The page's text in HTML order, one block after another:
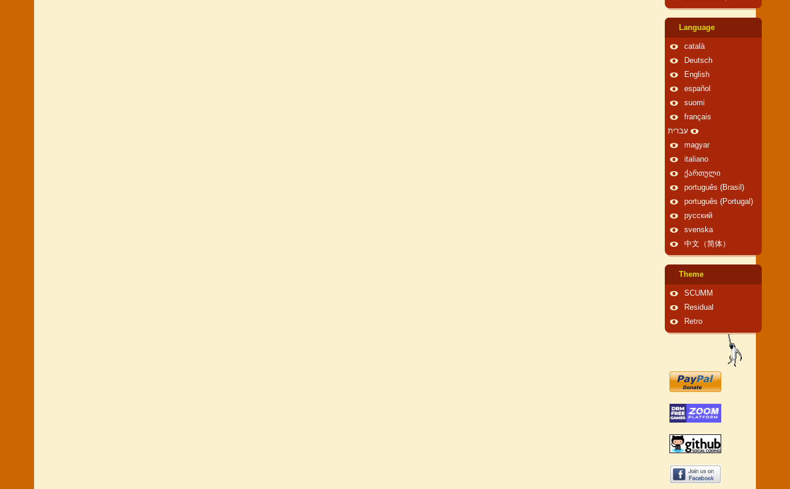
Language
català
Deutsch
English
español
suomi
français
עברית
magyar
italiano
ქართული
português (Brasil)
português (Portugal)
русский
svenska
中文（简体）
Theme
SCUMM
Residual
Retro